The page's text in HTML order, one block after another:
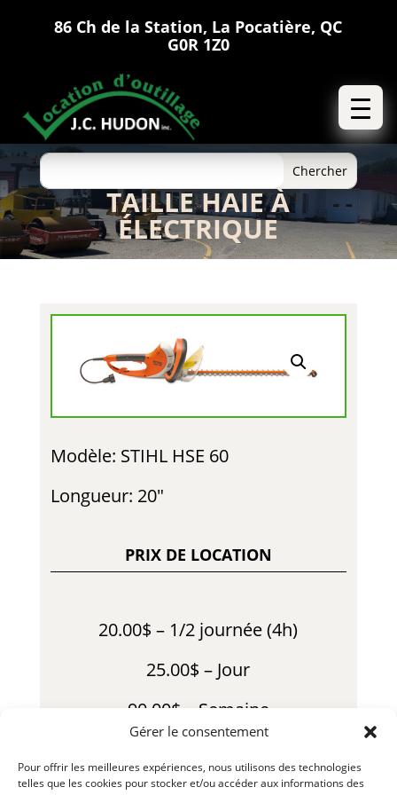
Gérer le consentement
Pour offrir les meilleures expériences, nous utilisons des technologies
telles que les cookies pour stocker et/ou accéder aux informations des
86 Ch de la Station, La Pocatière, QC
G0R 1Z0
TAILLE HAIE À
ÉLECTRIQUE
Modèle: STIHL HSE 60
Longueur: 20″
PRIX DE LOCATION
20.00$ – 1/2 journée (4h)
25.00$ – Jour
90.00$ – Semaine
40.00$ – Fin de Semaine